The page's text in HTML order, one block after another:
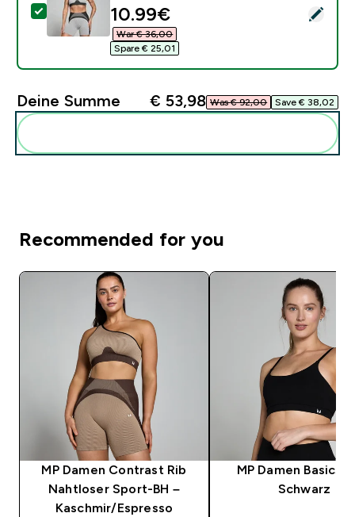
Dieses Produkt ausw�hlen - MP Damen Contrast
discounted price
10.99€‎
War € 36,00‎
Spare € 25,01‎
Deine Summe € 53,98‎ Was € 92,00‎ Save € 38,02‎
Recommended for you
MP Damen Contrast Rib
Nahtloser Sport-BH –
Kaschmir/Espresso
MP Damen Basics
Schwarz